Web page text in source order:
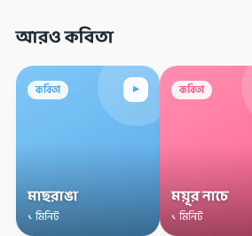
আরও কবিতা
কবিতা ▸
মাছরাঙা
১ মিনিট
কবিতা
ময়ূর নাচে
১ মিনিট